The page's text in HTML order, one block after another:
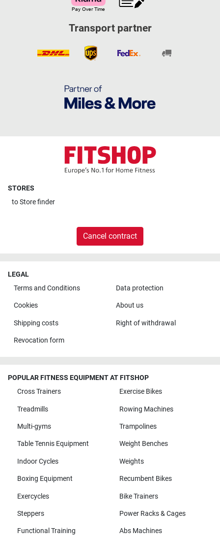
Transport partner
STORES
toStore finder
Cancel contract
LEGAL
Terms and Conditions
Data protection
Cookies About us
Shipping costs Right of withdrawal
Revocation form
POPULAR FITNESS EQUIPMENT AT FITSHOP
Cross Trainers
Exercise Bikes
Treadmills Rowing Machines
Multi-gyms Trampolines
Table Tennis Equipment Weight Benches
Indoor Cycles Weights
Boxing Equipment Recumbent Bikes
Exercycles Bike Trainers
Steppers Power Racks & Cages
Functional Training
Abs Machines